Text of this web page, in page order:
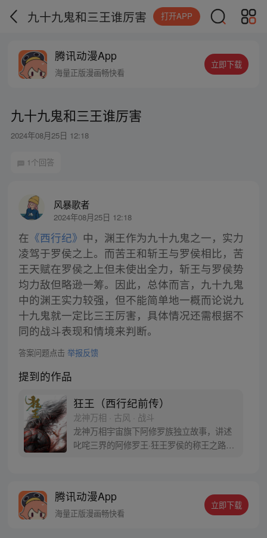
九十九鬼和三王谁厉害 打开APP
腾讯动漫App
海量正版漫画畅快看
立即下载
九十九鬼和三王谁厉害
2024年08月25日 12:18
1个回答
风暴歌者
2024年08月25日 12:18
在 《西行纪》 中，渊王作为九十九鬼之一，实力
凌驾于罗侯之上。而苦王和斩王与罗侯相比，苦
王天赋在罗侯之上但未使出全力，斩王与罗侯势
均力敌但略逊一筹。因此，总体而言，九十九鬼
中的渊王实力较强，但不能简单地一概而论说九
十九鬼就一定比三王厉害，具体情况还需根据不
同的战斗表现和情境来判断。
答案问题点击 举报反馈
提到的作品
狂王（西行纪前传）
龙神万相 · 古风 · 战斗
龙神万相宇宙旗下阿修罗族独立故事，讲述
叱咤三界的阿修罗王·狂王罗侯的称王之路。
有鱼最终背负挚友的信念成为阿修罗王—狂
王，更名罗侯。天界与阿修罗的百年大战随
腾讯动漫App
海量正版漫画畅快看
立即下载